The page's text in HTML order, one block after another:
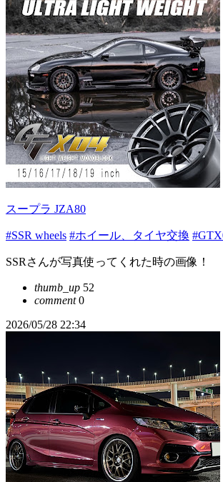
スープラ JZA80
#SSR wheels #ホイール、タイヤ交換
SSRさんが写真使ってくれた時の画像！
thumb_up 52
comment0
2026/05/28 22:34